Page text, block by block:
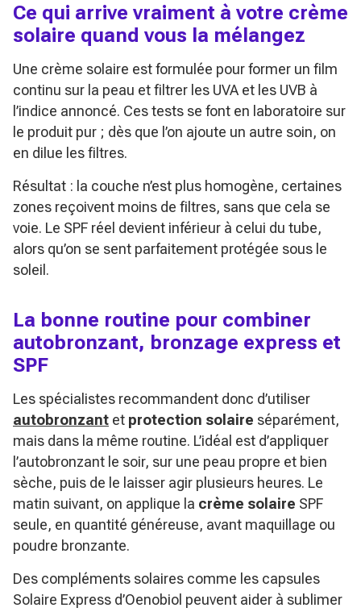
Ce qui arrive vraiment à votre crème
solaire quand vous la mélangez
Une crème solaire est formulée pour former un film
continu sur la peau et filtrer les UVA et les UVB à
l’indice annoncé. Ces tests se font en laboratoire sur
le produit pur ; dès que l’on ajoute un autre soin, on
en dilue les filtres.
Résultat : la couche n’est plus homogène, certaines
zones reçoivent moins de filtres, sans que cela se
voie. Le SPF réel devient inférieur à celui du tube,
alors qu’on se sent parfaitement protégée sous le
soleil.
La bonne routine pour combiner
autobronzant, bronzage express et
SPF
Les spécialistes recommandent donc d’utiliser
autobronzant et protection solaire séparément,
mais dans la même routine. L’idéal est d’appliquer
l’autobronzant le soir, sur une peau propre et bien
sèche, puis de le laisser agir plusieurs heures. Le
matin suivant, on applique la crème solaire SPF
seule, en quantité généreuse, avant maquillage ou
poudre bronzante.
Des compléments solaires comme les capsules
Solaire Express d’Oenobiol peuvent aider à sublimer